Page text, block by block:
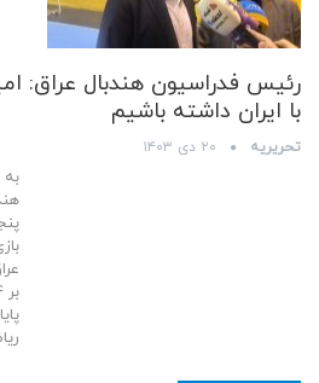
رئیس فدراسیون هندبال عراق:
با ایران داشته باشیم
تحریریه ۲۰ دی ۱۴۰۳
به